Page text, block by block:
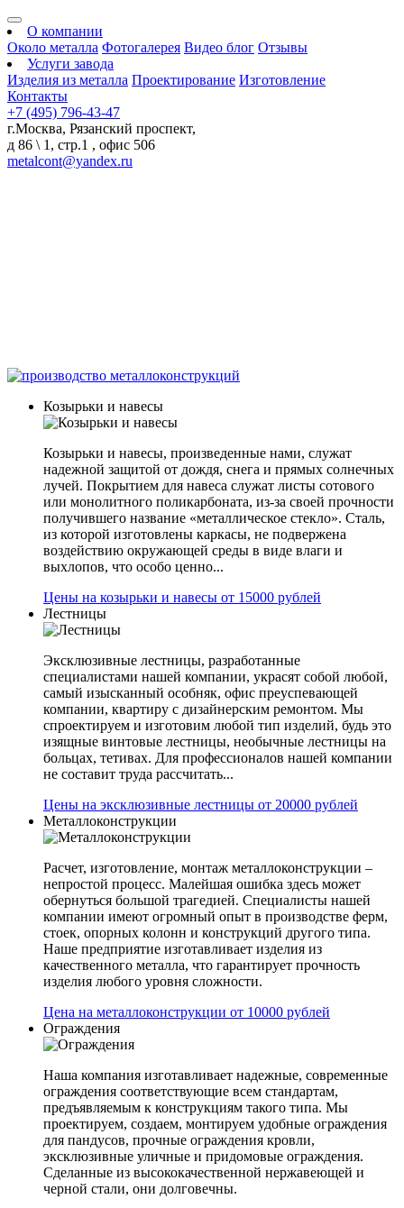
О компании
Около металла Фотогалерея Видео блог Отзывы
Услуги завода
Изделия из металла Проектирование Изготовление
Контакты
+7 (495) 796-43-47
г.Москва, Рязанский проспект,
д 86 \ 1, стр.1 , офис 506
metalcont@yandex.ru
Козырьки и навесы
Козырьки и навесы, произведенные нами, служат
надежной защитой от дождя, снега и прямых солнечных
лучей. Покрытием для навеса служат листы сотового
или монолитного поликарбоната, из-за своей прочности
получившего название «металлическое стекло». Сталь,
из которой изготовлены каркасы, не подвержена
воздействию окружающей среды в виде влаги и
выхлопов, что особо ценно...
Цены на козырьки и навесы от 15000 рублей
Лестницы
Эксклюзивные лестницы, разработанные
специалистами нашей компании, украсят собой любой,
самый изысканный особняк, офис преуспевающей
компании, квартиру с дизайнерским ремонтом. Мы
спроектируем и изготовим любой тип изделий, будь это
изящные винтовые лестницы, необычные лестницы на
больцах, тетивах. Для профессионалов нашей компании
не составит труда рассчитать...
Цены на эксклюзивные лестницы от 20000 рублей
Металлоконструкции
Расчет, изготовление, монтаж металлоконструкции –
непростой процесс. Малейшая ошибка здесь может
обернуться большой трагедией. Специалисты нашей
компании имеют огромный опыт в производстве ферм,
стоек, опорных колонн и конструкций другого типа.
Наше предприятие изготавливает изделия из
качественного металла, что гарантирует прочность
изделия любого уровня сложности.
Цена на металлоконструкции от 10000 рублей
Ограждения
Наша компания изготавливает надежные, современные
ограждения соответствующие всем стандартам,
предъявляемым к конструкциям такого типа. Мы
проектируем, создаем, монтируем удобные ограждения
для пандусов, прочные ограждения кровли,
эксклюзивные уличные и придомовые ограждения.
Сделанные из высококачественной нержавеющей и
черной стали, они долговечны.